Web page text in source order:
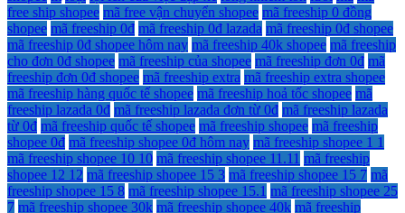
free ship shopee mã free vận chuyển shopee mã freeship 0 đồng
shopee mã freeship 0đ mã freeship 0đ lazada mã freeship 0đ shopee
mã freeship 0đ shopee hôm nay mã freeship 40k shopee mã freeship
cho đơn 0đ shopee mã freeship của shopee mã freeship đơn 0đ mã
freeship đơn 0đ shopee mã freeship extra mã freeship extra shopee
mã freeship hàng quốc tế shopee mã freeship hoả tốc shopee mã
freeship lazada 0đ mã freeship lazada đơn từ 0đ mã freeship lazada
từ 0đ mã freeship quốc tế shopee mã freeship shopee mã freeship
shopee 0đ mã freeship shopee 0đ hôm nay mã freeship shopee 1 1
mã freeship shopee 10 10 mã freeship shopee 11.11 mã freeship
shopee 12 12 mã freeship shopee 15 3 mã freeship shopee 15 7 mã
freeship shopee 15 8 mã freeship shopee 15.1 mã freeship shopee 25
7 mã freeship shopee 30k mã freeship shopee 40k mã freeship